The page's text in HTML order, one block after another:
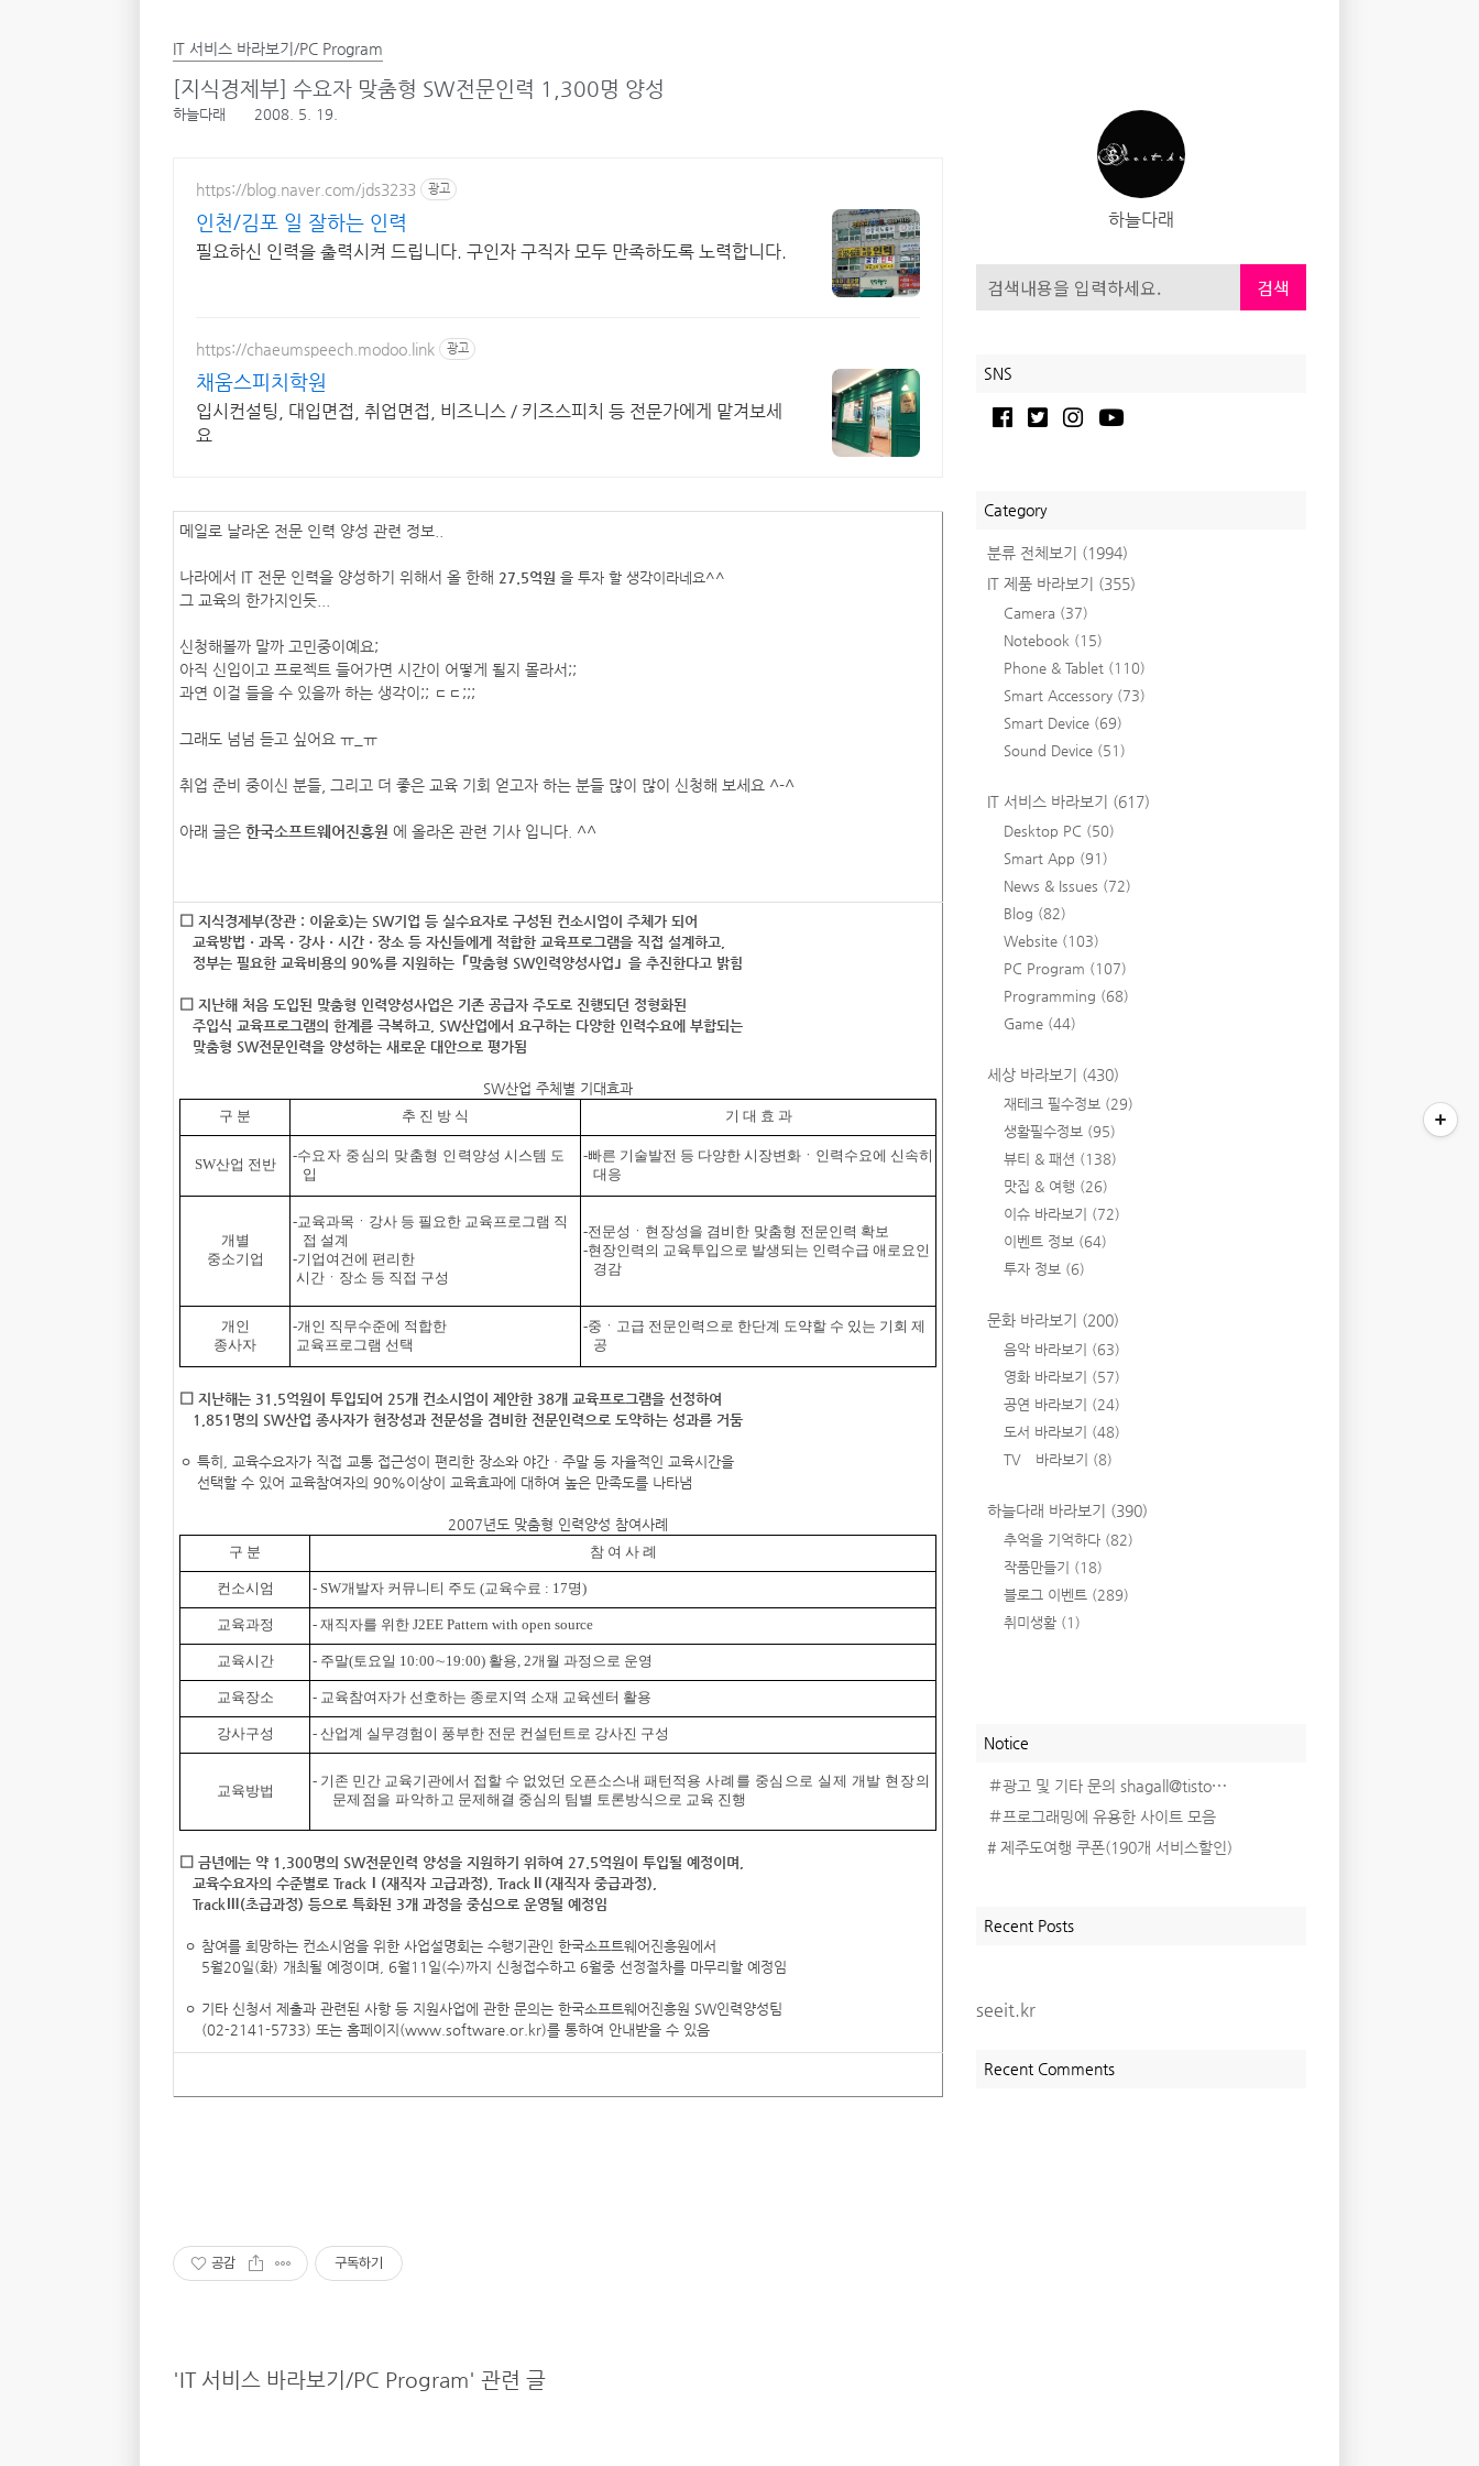
하늘다래
검색
SNS
Category
분류 전체보기 (1994)
IT 제품 바라보기 (355)
Camera (37)
Notebook (15)
Phone & Tablet (110)
Smart Accessory (73)
Smart Device (69)
Sound Device (51)
IT 서비스 바라보기 (617)
Desktop PC (50)
Smart App (91)
News & Issues (72)
Blog (82)
Website (103)
PC Program (107)
Programming (68)
Game (44)
세상 바라보기 (430)
재테크 필수정보 (29)
생활필수정보 (95)
뷰티 & 패션 (138)
맛집 & 여행 (26)
이슈 바라보기 (72)
이벤트 정보 (64)
투자 정보 (6)
문화 바라보기 (200)
음악 바라보기 (63)
영화 바라보기 (57)
공연 바라보기 (24)
도서 바라보기 (48)
TV 바라보기 (8)
하늘다래 바라보기 (390)
추억을 기억하다 (82)
작품만들기 (18)
블로그 이벤트 (289)
취미생활 (1)
Notice
＃광고 및 기타 문의 shagall@tisto⋯
＃프로그래밍에 유용한 사이트 모음
# 제주도여행 쿠폰(190개 서비스할인)
Recent Posts
seeit.kr
Recent Comments
IT 서비스 바라보기/PC Program
[지식경제부] 수요자 맞춤형 SW전문인력 1,300명 양성
하늘다래 2008. 5. 19.
https://blog.naver.com/jds3233 광고
인천/김포 일 잘하는 인력
필요하신 인력을 출력시켜 드립니다. 구인자 구직자 모두 만족하도록 노력합니다.
https://chaeumspeech.modoo.link 광고
채움스피치학원
입시컨설팅, 대입면접, 취업면접, 비즈니스 / 키즈스피치 등 전문가에게 맡겨보세
요
메일로 날라온 전문 인력 양성 관련 정보..
나라에서 IT 전문 인력을 양성하기 위해서 올 한해 27.5억원 을 투자 할 생각이라네요^^
그 교육의 한가지인듯...
신청해볼까 말까 고민중이예요;
아직 신입이고 프로젝트 들어가면 시간이 어떻게 될지 몰라서;;
과연 이걸 들을 수 있을까 하는 생각이;; ㄷㄷ;;;
그래도 넘넘 듣고 싶어요 ㅠ_ㅠ
취업 준비 중이신 분들, 그리고 더 좋은 교육 기회 얻고자 하는 분들 많이 많이 신청해 보세요 ^-^
아래 글은 한국소프트웨어진흥원 에 올라온 관련 기사 입니다. ^^
□ 지식경제부(장관 : 이윤호)는 SW기업 등 실수요자로 구성된 컨소시엄이 주체가 되어
교육방법ㆍ과목ㆍ강사ㆍ시간ㆍ장소 등 자신들에게 적합한 교육프로그램을 직접 설계하고,
정부는 필요한 교육비용의 90%를 지원하는「맞춤형 SW인력양성사업」을 추진한다고 밝힘
□ 지난해 처음 도입된 맞춤형 인력양성사업은 기존 공급자 주도로 진행되던 정형화된
주입식 교육프로그램의 한계를 극복하고, SW산업에서 요구하는 다양한 인력수요에 부합되는
맞춤형 SW전문인력을 양성하는 새로운 대안으로 평가됨
SW산업 주체별 기대효과
구 분
추 진 방 식 기 대 효 과
SW산업 전반
-수요자 중심의 맞춤형 인력 양성 시스템 도
입
-빠른 기술발전 등 다양한 시장변화ㆍ인력수요에 신속히
대응
개별
중소기업
-교육과목ㆍ강사 등 필요한 교육프로그램 직
접 설계
-기업여건에 편리한
시간ㆍ장소 등 직접 구성
-전문성ㆍ현장성을 겸비한 맞춤형 전문인력 확보
-현장인력의 교육투입으로 발생되는 인력수급 애로요인
경감
개인
종사자
-개인 직무수준에 적합한
교육프로그램 선택
-중ㆍ고급 전문인력으로 한단계 도약할 수 있는 기회 제
공
□ 지난해는 31.5억원이 투입되어 25개 컨소시엄이 제안한 38개 교육프로그램을 선정하여
1,851명의 SW산업 종사자가 현장성과 전문성을 겸비한 전문인력으로 도약하는 성과를 거둠
ㅇ 특히, 교육수요자가 직접 교통 접근성이 편리한 장소와 야간ㆍ주말 등 자율적인 교육시간을
선택할 수 있어 교육참여자의 90%이상이 교육효과에 대하여 높은 만족도를 나타냄
2007년도 맞춤형 인력양성 참여사례
구 분
참 여 사 례
컨소시엄 - SW개발자 커뮤니티 주도 (교육수료 : 17명)
교육과정 - 재직자를 위한 J2EE Pattern with open source
교육시간 - 주말(토요일 10:00∼19:00) 활용, 2개월 과정으로 운영
교육장소 - 교육참여자가 선호하는 종로지역 소재 교육센터 활용
강사구성 - 산업계 실무경험이 풍부한 전문 컨설턴트로 강사진 구성
교육방법
- 기존 민간 교육기관에서 접할 수 없었던 오픈소스내 패턴 적용 사례를 중심으로 실제 개발 현장의
문제점을 파악하고 문제해결 중심의 팀별 토론방식으로 교육 진행
□ 금년에는 약 1,300명의 SW전문인력 양성을 지원하기 위하여 27.5억원이 투입될 예정이며,
교육수요자의 수준별로 TrackⅠ(재직자 고급과정), TrackⅡ(재직자 중급과정),
TrackⅢ(초급과정) 등으로 특화된 3개 과정을 중심으로 운영될 예정임
ㅇ 참여를 희망하는 컨소시엄을 위한 사업설명회는 수행기관인 한국소프트웨어진흥원에서
5월20일(화) 개최될 예정이며, 6월11일(수)까지 신청접수하고 6월중 선정절차를 마무리할 예정임
ㅇ 기타 신청서 제출과 관련된 사항 등 지원사업에 관한 문의는 한국소프트웨어진흥원 SW인력양성팀
(02-2141-5733) 또는 홈페이지(www.software.or.kr)를 통하여 안내받을 수 있음
공감 구독하기
'IT 서비스 바라보기/PC Program' 관련 글